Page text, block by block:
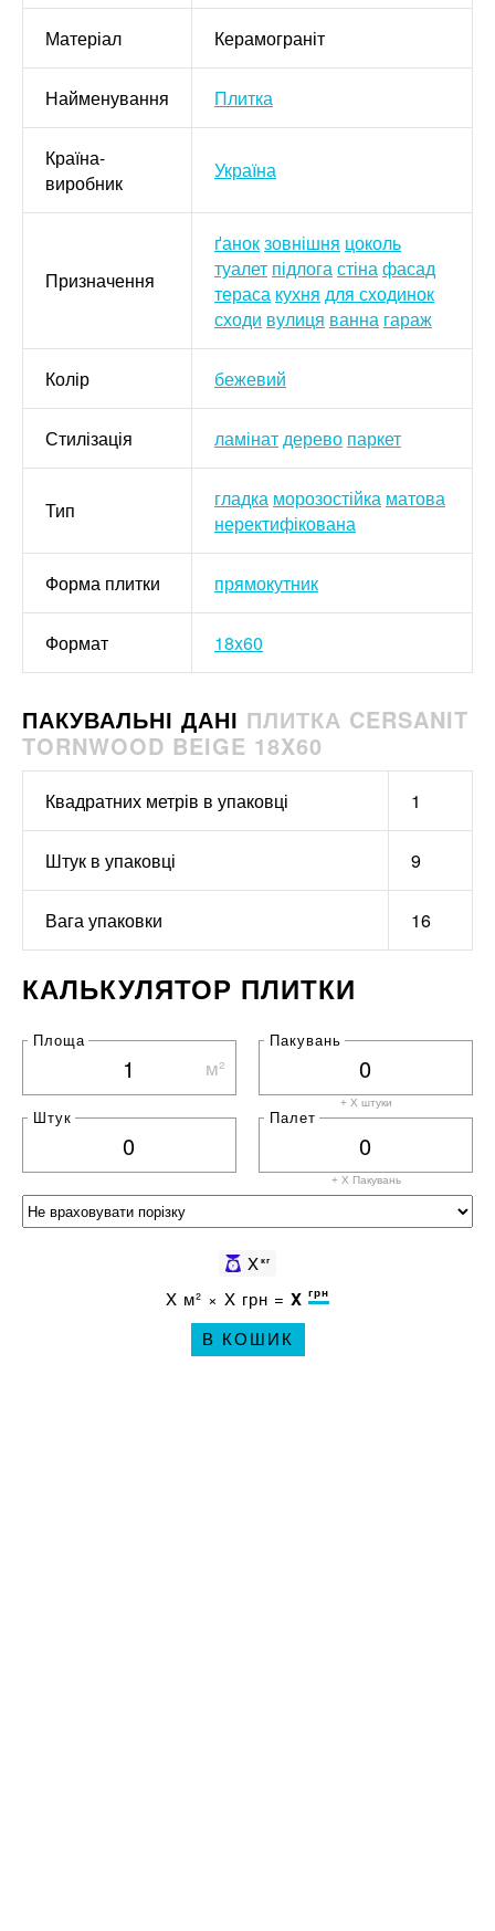
Матеріал Керамограніт
Найменування Плитка
Країна-
виробник
Україна
Призначення
ґанокзовнішня цоколь
туалет підлогастінафасад
тераса кухня для сходинок
сходи вулиця ванна гараж
Колір бежевий
Стилізація ламінатдерево паркет
Тип гладка морозостійка матова
неректифікована
Форма плитки прямокутник
Формат 18x60
ПАКУВАЛЬНІ ДАНІ ПЛИТКА CERSANIT
TORNWOOD BEIGE 18X60
Квадратних метрів в упаковці 1
Штук в упаковці 9
Вага упаковки 16
КАЛЬКУЛЯТОР ПЛИТКИ
Площа
м²
Пакувань
+ X штуки
Штук Палет
+ X Пакувань
Xкг
X м² × X грн = X грн
В КОШИК